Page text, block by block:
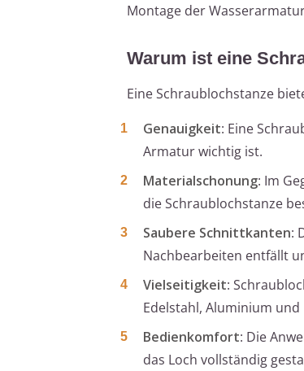
Montage der
Warum ist eine
Eine Schraublochstanze
Genauigkeit: Eine
Armatur wichtig ist.
Materialschonung: Im
die Schraublochstanze
Saubere Schnittkanten:
Nachbearbeiten entfällt
Vielseitigkeit:
Edelstahl, Aluminium
Bedienkomfort: Die
das Loch vollständig